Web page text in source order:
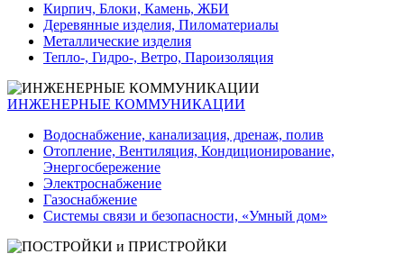
Кирпич, Блоки, Камень, ЖБИ
Деревянные изделия, Пиломатериалы
Металлические изделия
Тепло-, Гидро-, Ветро, Пароизоляция
ИНЖЕНЕРНЫЕ КОММУНИКАЦИИ
Водоснабжение, канализация, дренаж, полив
Отопление, Вентиляция, Кондиционирование,
Энергосбережение
Электроснабжение
Газоснабжение
Системы связи и безопасности, «Умный дом»